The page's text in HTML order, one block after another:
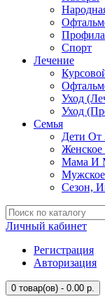
Спорт
Лечение
Уход
Уход
Семья
Дети От
Женское
Мама И
Мужское
Сезон,
Личный кабинет
Регистрация
Авторизация
0 товар(ов) - 0.00 р.